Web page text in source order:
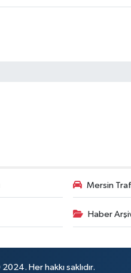
Mersin
Haber
Her hakkı saklıdır.